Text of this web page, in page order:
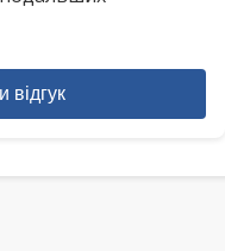
відгук